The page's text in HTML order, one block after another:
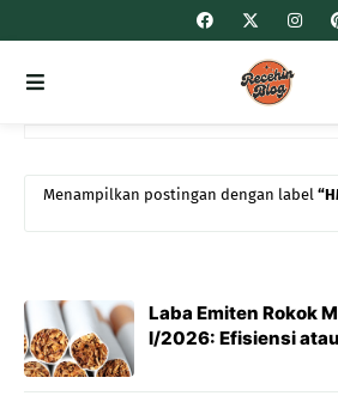
Menampilkan postingan dengan label
Laba Emiten Rokok
I/2026: Efisiensi